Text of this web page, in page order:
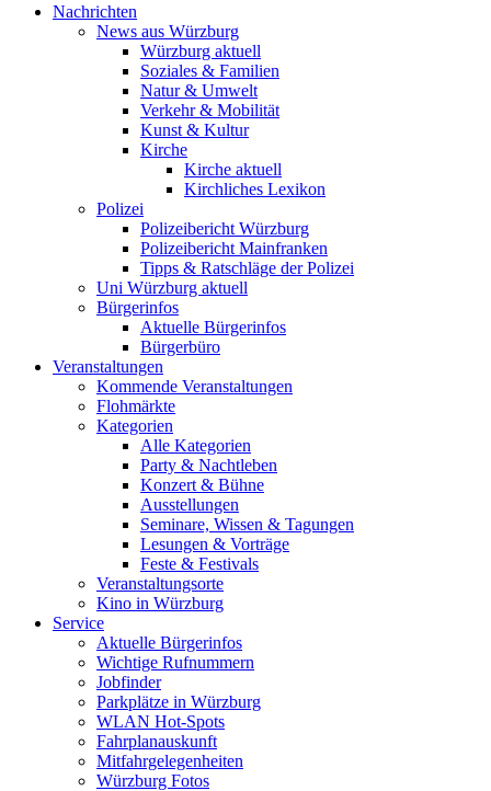
Nachrichten
News aus Würzburg
Würzburg aktuell
Soziales & Familien
Natur & Umwelt
Verkehr & Mobilität
Kunst & Kultur
Kirche
Kirche aktuell
Kirchliches Lexikon
Polizei
Polizeibericht Würzburg
Polizeibericht Mainfranken
Tipps & Ratschläge der Polizei
Uni Würzburg aktuell
Bürgerinfos
Aktuelle Bürgerinfos
Bürgerbüro
Veranstaltungen
Kommende Veranstaltungen
Flohmärkte
Kategorien
Alle Kategorien
Party & Nachtleben
Konzert & Bühne
Ausstellungen
Seminare, Wissen & Tagungen
Lesungen & Vorträge
Feste & Festivals
Veranstaltungsorte
Kino in Würzburg
Service
Aktuelle Bürgerinfos
Wichtige Rufnummern
Jobfinder
Parkplätze in Würzburg
WLAN Hot-Spots
Fahrplanauskunft
Mitfahrgelegenheiten
Würzburg Fotos